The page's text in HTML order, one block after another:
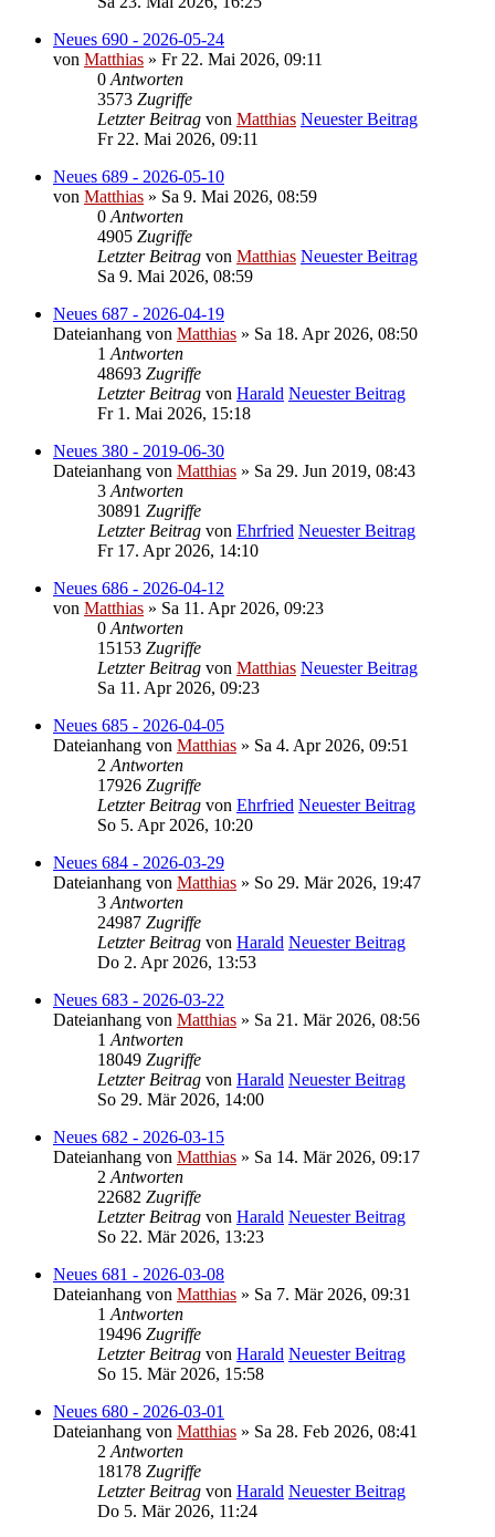
Neues 690 - 2026-05-24
von Matthias » Fr 22. Mai 2026, 09:11
0 Antworten
3573 Zugriffe
Letzter Beitrag von Matthias Neuester Beitrag
Fr 22. Mai 2026, 09:11
Neues 689 - 2026-05-10
von Matthias » Sa 9. Mai 2026, 08:59
0 Antworten
4905 Zugriffe
Letzter Beitrag von Matthias Neuester Beitrag
Sa 9. Mai 2026, 08:59
Neues 687 - 2026-04-19
Dateianhang von Matthias » Sa 18. Apr 2026, 08:50
1 Antworten
48693 Zugriffe
Letzter Beitrag von Harald Neuester Beitrag
Fr 1. Mai 2026, 15:18
Neues 380 - 2019-06-30
Dateianhang von Matthias » Sa 29. Jun 2019, 08:43
3 Antworten
30891 Zugriffe
Letzter Beitrag von Ehrfried Neuester Beitrag
Fr 17. Apr 2026, 14:10
Neues 686 - 2026-04-12
von Matthias » Sa 11. Apr 2026, 09:23
0 Antworten
15153 Zugriffe
Letzter Beitrag von Matthias Neuester Beitrag
Sa 11. Apr 2026, 09:23
Neues 685 - 2026-04-05
Dateianhang von Matthias » Sa 4. Apr 2026, 09:51
2 Antworten
17926 Zugriffe
Letzter Beitrag von Ehrfried Neuester Beitrag
So 5. Apr 2026, 10:20
Neues 684 - 2026-03-29
Dateianhang von Matthias » So 29. Mär 2026, 19:47
3 Antworten
24987 Zugriffe
Letzter Beitrag von Harald Neuester Beitrag
Do 2. Apr 2026, 13:53
Neues 683 - 2026-03-22
Dateianhang von Matthias » Sa 21. Mär 2026, 08:56
1 Antworten
18049 Zugriffe
Letzter Beitrag von Harald Neuester Beitrag
So 29. Mär 2026, 14:00
Neues 682 - 2026-03-15
Dateianhang von Matthias » Sa 14. Mär 2026, 09:17
2 Antworten
22682 Zugriffe
Letzter Beitrag von Harald Neuester Beitrag
So 22. Mär 2026, 13:23
Neues 681 - 2026-03-08
Dateianhang von Matthias » Sa 7. Mär 2026, 09:31
1 Antworten
19496 Zugriffe
Letzter Beitrag von Harald Neuester Beitrag
So 15. Mär 2026, 15:58
Neues 680 - 2026-03-01
Dateianhang von Matthias » Sa 28. Feb 2026, 08:41
2 Antworten
18178 Zugriffe
Letzter Beitrag von Harald Neuester Beitrag
Do 5. Mär 2026, 11:24